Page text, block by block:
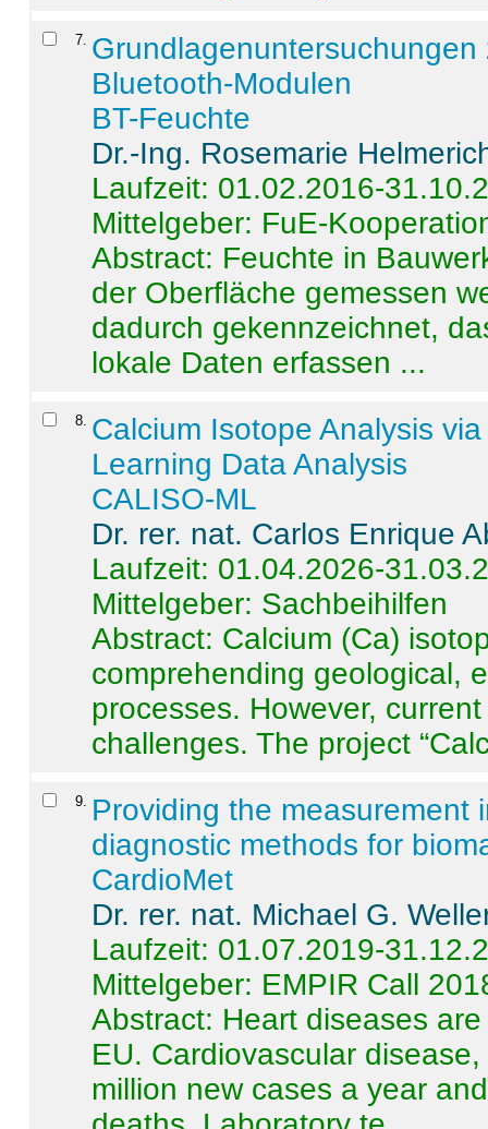
7
Bluetooth-Modulen
BT-Feuchte
Dr.-Ing. Rosemarie
Laufzeit: 01.02.2016-
Mittelgeber: FuE-
Abstract: Feuchte in
der Oberfläche gemessen
dadurch gekennzeichnet,
lokale Daten erfassen ...
8 Calcium Isotope Analysis
Learning Data Analysis
CALISO-ML
Dr. rer. nat. Carlos Enrique
Laufzeit: 01.04.2026-
Mittelgeber: Sachbeihilfen
Abstract: Calcium (Ca)
comprehending geological,
processes. However,
challenges. The project
9
Providing the measurement
diagnostic methods for
CardioMet
Dr. rer. nat. Michael G.
Laufzeit: 01.07.2019-
Mittelgeber: EMPIR Call
Abstract: Heart diseases
EU. Cardiovascular
million new cases a year